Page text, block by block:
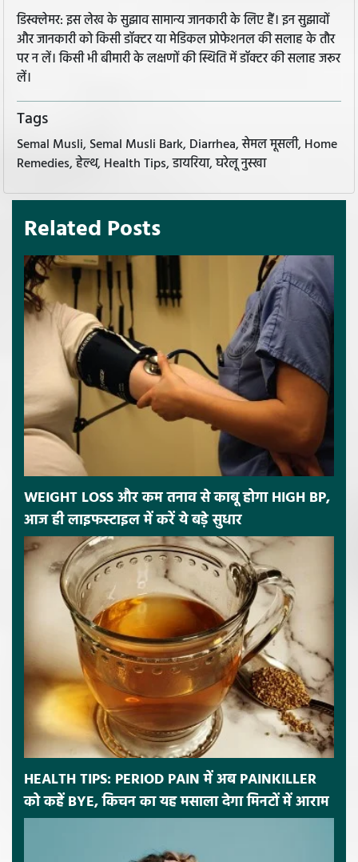
डिस्क्लेमर: इस लेख के सुझाव सामान्य जानकारी के लिए हैं। इन सुझावों
और जानकारी को किसी डॉक्टर या मेडिकल प्रोफेशनल की सलाह के तौर
पर न लें। किसी भी बीमारी के लक्षणों की स्थिति में डॉक्टर की सलाह जरूर
लें।
Tags
Semal Musli, Semal Musli Bark, Diarrhea, सेमल मूसली, Home
Remedies, हेल्थ, Health Tips, डायरिया, घरेलू नुस्खा
Related Posts
WEIGHT LOSS और कम तनाव से काबू होगा HIGH BP,
आज ही लाइफस्टाइल में करें ये बड़े सुधार
HEALTH TIPS: PERIOD PAIN में अब PAINKILLER
को कहें BYE, किचन का यह मसाला देगा मिनटों में आराम